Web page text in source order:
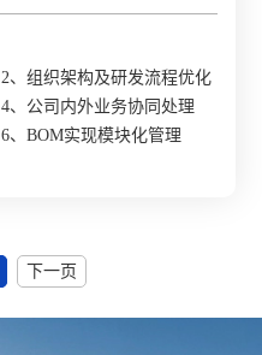
2、组织架构及研发流程优化
4、公司内外业务协同处理
6、BOM实现模块化管理
下一页